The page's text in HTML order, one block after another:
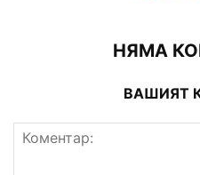
НЯМА
ВАШИЯТ